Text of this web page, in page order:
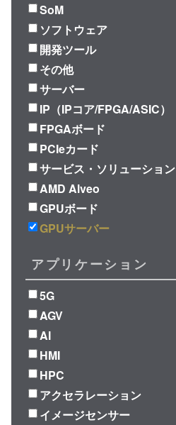
SoM
ソフトウェア
開発ツール
その他
サーバー
IP（IPコア/FPGA/ASIC）
FPGAボード
PCIeカード
サービス・ソリューション
AMD Alveo
GPUボード
GPUサーバー
アプリケーション
5G
AGV
AI
HMI
HPC
アクセラレーション
イメージセンサー